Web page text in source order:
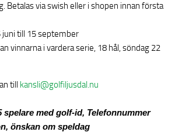
Betalas via swish eller i shopen innan första
juni till 15 september
vinnarna i vardera serie, 18 hål, söndag 22
till kansli@golfiljusdal.nu
spelare med golf-id, Telefonnummer
önskan om speldag